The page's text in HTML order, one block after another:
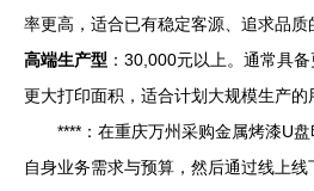
率更高，适合已有稳定客源、追求品质
高端生产型 ：30,000元以上。通常具
更大打印面积，适合计划大规模生产的
****：在重庆万州采购金属烤漆U
自身业务需求与预算，然后通过线上